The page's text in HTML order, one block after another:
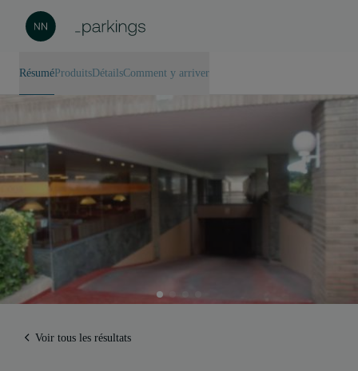
Résumé Produits DétailsComment y arriver
Voir tous les résultats